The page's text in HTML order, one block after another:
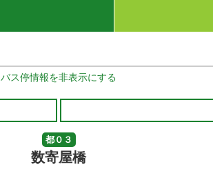
バス停情報を非表示にする
都０３
数寄屋橋